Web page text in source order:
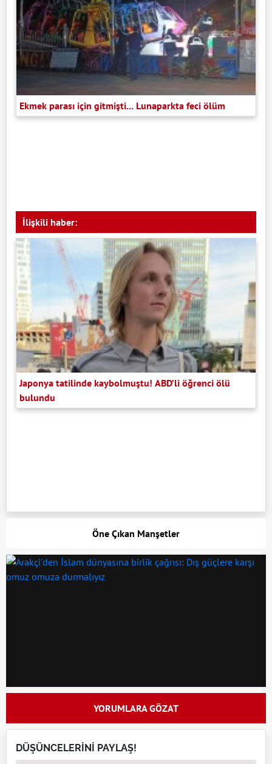
Ekmek parası için gitmişti... Lunaparkta feci ölüm
İlişkili haber:
Japonya tatilinde kaybolmuştu! ABD’li öğrenci ölü
bulundu
Öne Çıkan Manşetler
YORUMLARA GÖZAT
DÜŞÜNCELERİNİ PAYLAŞ!